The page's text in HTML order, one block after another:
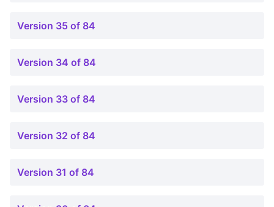
Version 35 of 84
Version 34 of 84
Version 33 of 84
Version 32 of 84
Version 31 of 84